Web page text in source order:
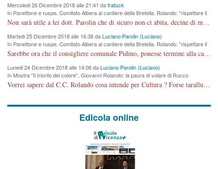
Mercoledi 26 Dicembre 2018 alle 21:41 dafratuck
In Panettone e ruspe, Comitato Albera al cantiere della Bretella. Rolando: "rispettare il
cronoprogramma"
Non sarà utile a lei dott. Parolin che di sicuro non ci abita, decine di migliaia di TIR, automobili e padroncini che passano quotidianamente per una strada appena rotabile, non è più possibile stendere i panni, attraversare la strada senza rischiare la morte, le case stanno crepando, i tempi sono cambiati e la bretella non passerà assolutamente per maddalene (ma cosa sta a dire?!), dia invece responsabilità a chi ha costruito tagliando la strada che doveva invece terminare a isola vicentina e non al moracchino lasciando Motta di Costabissara ancora in panne di traffico. I tempi sono cambiati dottore e se l'anagrafe della vita stagna nell'essere umano impressioni conservatrici, la società non le considera perchè va avanti, si industrializza e ha bisogno di infrastrutture e di sviluppo. Ultima considerazione, se è geloso di Rolando perchè vede in lui solo campagne politiche mentre si difendono i SOLI diritti dei cittadini, la preghiamo faccia considerazioni più appropriate. Saluti e complimenti per i suoi scritti.
Martedi 25 Dicembre 2018 alle 16:38 daLuciano Parolin (Luciano)
In Panettone e ruspe, Comitato Albera al cantiere della Bretella. Rolando: "rispettare il
cronoprogramma"
Sarebbe ora che il consigliere comunale Pidino, ponesse termine alla campagna elettorale nel territorio del suo seggio Villaggio del Sole. La tiraca è iniziata, distruggerà 6 km di prateria ovest della città, ricca di fonti e sorgenti d'acqua. I cittadini di Maddalene non avranno più Pace la notte. Molta colpa per la costruzione di questa Strada è proprio del signor Rolando,dei suoi gazebo mobili e che vuol far passare questa opera VANDALICA come progetto "utile" a chi ? Non è cosa seria sig. Rolando!
Lunedi 24 Dicembre 2018 alle 14:06 daLuciano Parolin (Luciano)
In Mostra "Il trionfo del colore", Giovanni Rolando: la paura di volare di Rucco
Vorrei sapere dal C.C. Rolando cosa intende per Cultura ? Forse tarallucci, vino e sagre, o spaghetti tricolori del PD ? Il continuo (s)parlare della mostra a Palazzo Chiericati caro consigliere DANNEGGIA FORTEMENTE l'immagine della città TUTTA e fa deviare i consensi che in RUSSIA (badi bene ex U.R.S.S.) sono ECCELLENTI. A livello artistico l'evento è di alta Valenza culturale, COMPITO di Tutta la Cittadinanza fare il possibile per propagandare l'iniziativa senza farne UN CASO PARTITICO come fa Lei da sempre. Meno Gazebo + Partecipazione! E così sia. Amen.
Edicola online